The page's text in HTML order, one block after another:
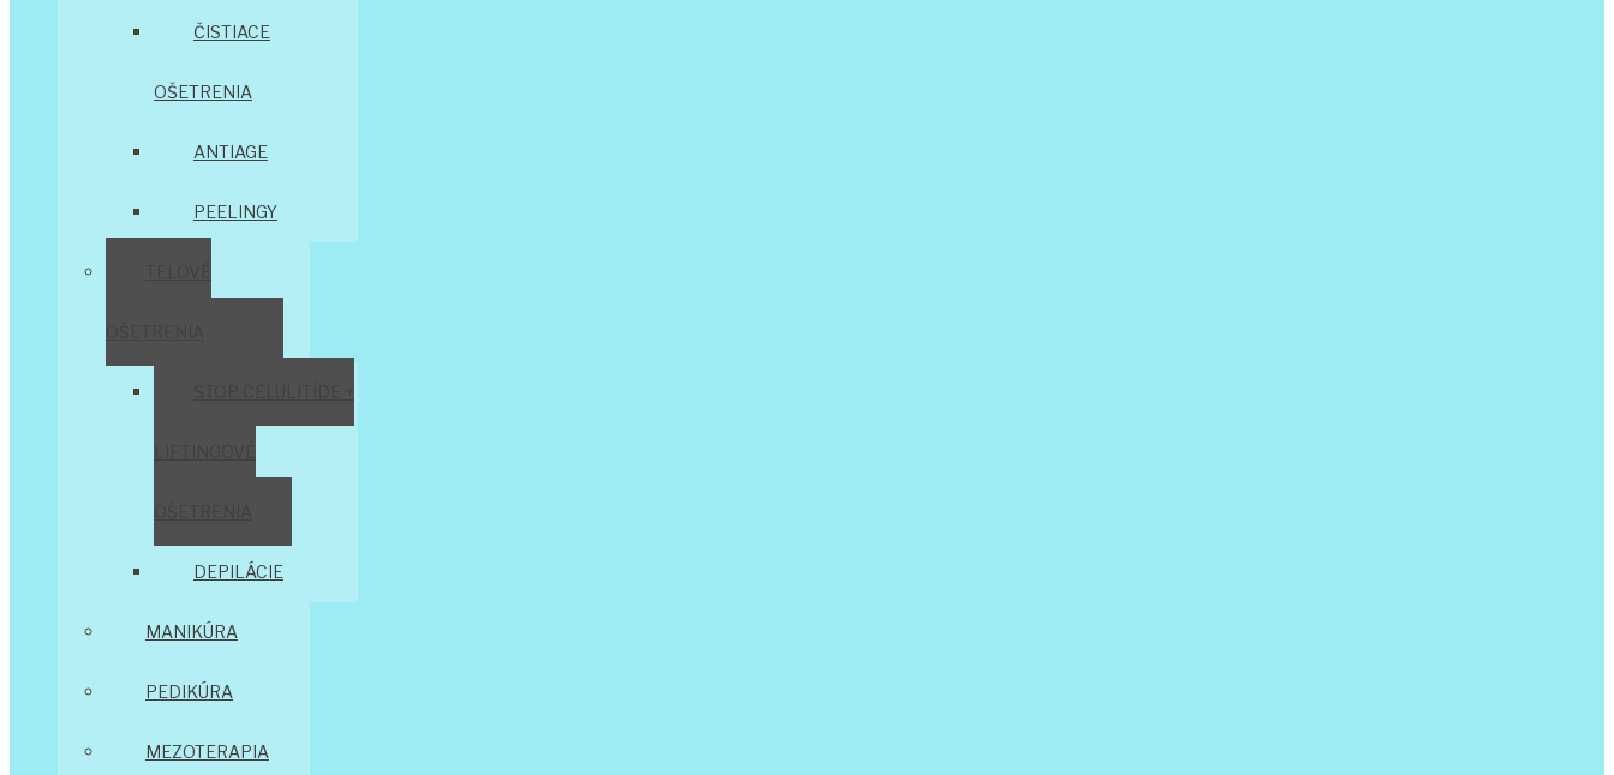
ČISTIACE
OŠETRENIA
ANTIAGE
PEELINGY
DEPILÁCIE
MANIKÚRA
PEDIKÚRA
MEZOTERAPIA